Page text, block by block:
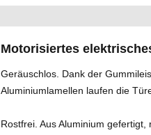
Motorisiertes
Geräuschlos. Dank der
Aluminiumlamellen laufen die
Rostfrei. Aus Aluminium